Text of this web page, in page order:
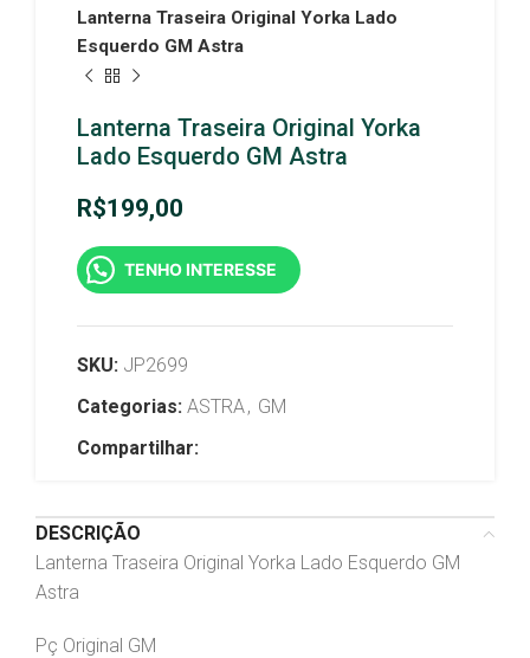
Lanterna Traseira Original Yorka Lado
Esquerdo GM Astra
Lanterna Traseira Original Yorka
Lado Esquerdo GM Astra
R$199,00
TENHO INTERESSE
SKU: JP2699
Categorias: ASTRA, GM
Compartilhar:
DESCRIÇÃO
Lanterna Traseira Original Yorka Lado Esquerdo GM
Astra
Pç Original GM